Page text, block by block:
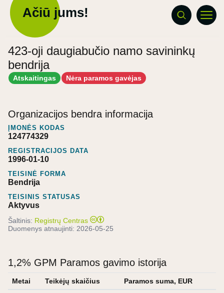
Ačiū jums!
423-oji daugiabučio namo savininkų
bendrija
Atskaitingas Nėra paramos gavėjas
Organizacijos bendra informacija
ĮMONĖS KODAS
124774329
REGISTRACIJOS DATA
1996-01-10
TEISINĖ FORMA
Bendrija
TEISINIS STATUSAS
Aktyvus
Šaltinis: Registrų Centras
Duomenys atnaujinti: 2026-05-25
1,2% GPM Paramos gavimo istorija
Metai Teikėjų skaičius Paramos suma, EUR